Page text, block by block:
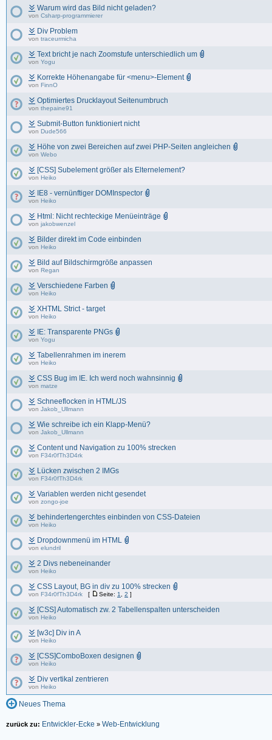
Warum wird das Bild nicht geladen?
von Csharp-programmierer
Div Problem
von traceurmicha
Text bricht je nach Zoomstufe unterschiedlich um
von Yogu
Korrekte Höhenangabe für <menu>-Element
von FinnO
Optimiertes Drucklayout Seitenumbruch
von thepaine91
Submit-Button funktioniert nicht
von Dude566
Höhe von zwei Bereichen auf zwei PHP-Seiten angleichen
von Webo
[CSS] Subelement größer als Elternelement?
von Heiko
IE8 - vernünftiger DOMInspector
von Heiko
Html: Nicht rechteckige Menüeinträge
von jakobwenzel
Bilder direkt im Code einbinden
von Heiko
Bild auf Bildschirmgröße anpassen
von Regan
Verschiedene Farben
von Heiko
XHTML Strict - target
von Heiko
IE: Transparente PNGs
von Yogu
Tabellenrahmen im inerem
von Heiko
CSS Bug im IE. Ich werd noch wahnsinnig
von matze
Schneeflocken in HTML/JS
von Jakob_Ullmann
Wie schreibe ich ein Klapp-Menü?
von Jakob_Ullmann
Content und Navigation zu 100% strecken
von F34r0fTh3D4rk
Lücken zwischen 2 IMGs
von F34r0fTh3D4rk
Variablen werden nicht gesendet
von zongo-joe
behindertengerchtes einbinden von CSS-Dateien
von Heiko
Dropdownmenü im HTML
von elundril
2 Divs nebeneinander
von Heiko
CSS Layout, BG in div zu 100% strecken
von F34r0fTh3D4rk [ Seite: 1 2 ]
[CSS] Automatisch zw. 2 Tabellenspalten unterscheiden
von Heiko
[w3c] Div in A
von Heiko
[CSS]ComboBoxen designen
von Heiko
Div vertikal zentrieren
von Heiko
Neues Thema
zurück zu: Entwickler-Ecke » Web-Entwicklung